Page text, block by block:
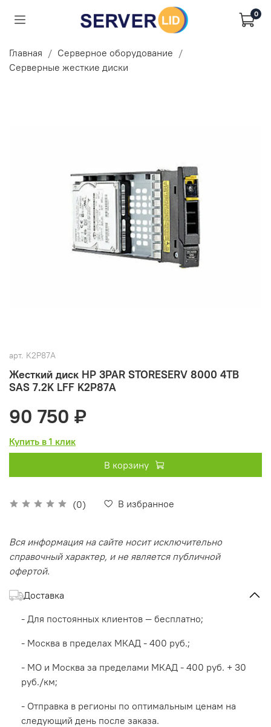
0
Главная
Серверное оборудование
Серверные жесткие диски
арт. K2P87A
Жесткий диск HP 3PAR STORESERV 8000 4TB
SAS 7.2K LFF K2P87A
(0) В избранное
90 750 ₽
Купить в 1 клик
В корзину
Вся информация на сайте носит исключительно
справочный характер, и не является публичной
офертой.
Доставка
- Для постоянных клиентов — бесплатно;
- Москва в пределах МКАД - 400 руб.;
- МО и Москва за пределами МКАД - 400 руб. + 30
руб./км;
- Отправка в регионы по оптимальным ценам на
следующий день после заказа.